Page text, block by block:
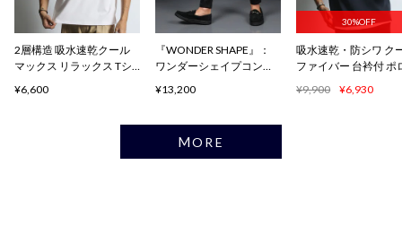
2層構造 吸水速乾クール
マックス リラックス Tシ
¥6,600
『WONDER SHAPE』：
ワンダーシェイプコンフ
¥13,200
30%OFF
吸水速乾・防シワ ク
ファイバー 台衿付 ポ
¥9,900 ¥6,930
MORE